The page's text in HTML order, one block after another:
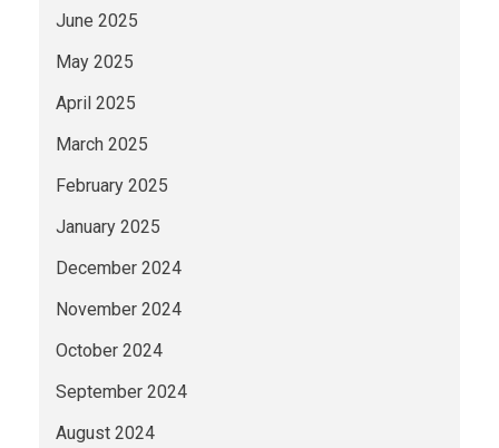
June 2025
May 2025
April 2025
March 2025
February 2025
January 2025
December 2024
November 2024
October 2024
September 2024
August 2024